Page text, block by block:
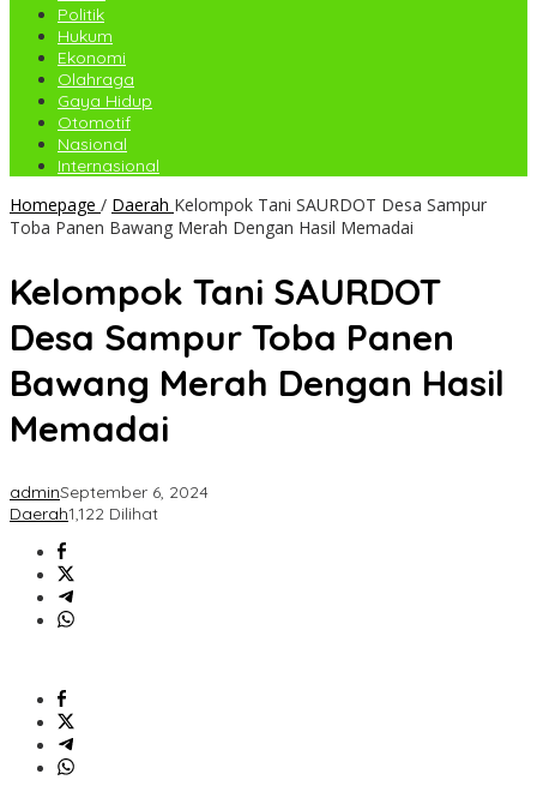
Politik
Hukum
Ekonomi
Olahraga
Gaya Hidup
Otomotif
Nasional
Internasional
Homepage / Daerah Kelompok Tani SAURDOT Desa Sampur
Toba Panen Bawang Merah Dengan Hasil Memadai
Kelompok Tani SAURDOT
Desa Sampur Toba Panen
Bawang Merah Dengan Hasil
Memadai
adminSeptember 6, 2024
Daerah1,122 Dilihat